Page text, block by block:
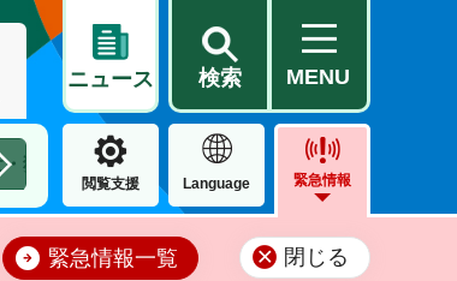
ニュース 検索 MENU
猫） 住民票・戸籍 公営住宅
閲覧支援 Language 緊急情報
緊急情報一覧 閉じる